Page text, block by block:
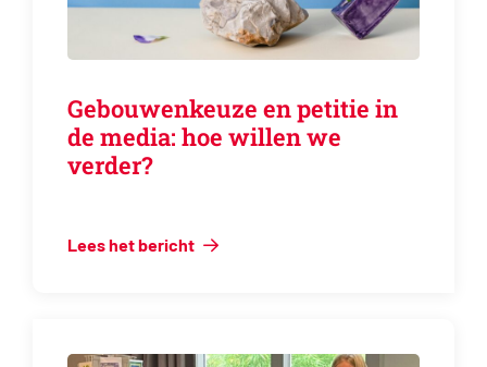
Gebouwenkeuze en petitie in
de media: hoe willen we
verder?
Lees het bericht